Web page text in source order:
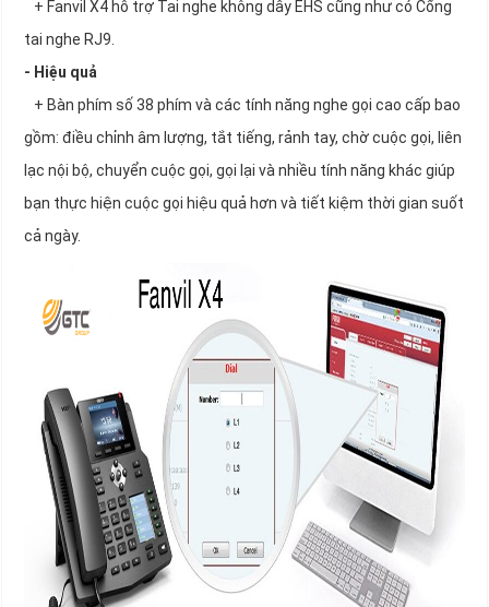
+ Fanvil X4 hỗ trợ Tai nghe không dây EHS cũng như có Cổng
tai nghe RJ9.
- Hiệu quả
+ Bàn phím số 38 phím và các tính năng nghe gọi cao cấp bao
gồm: điều chỉnh âm lượng, tắt tiếng, rảnh tay, chờ cuộc gọi, liên
lạc nội bộ, chuyển cuộc gọi, gọi lại và nhiều tính năng khác giúp
bạn thực hiện cuộc gọi hiệu quả hơn và tiết kiệm thời gian suốt
cả ngày.